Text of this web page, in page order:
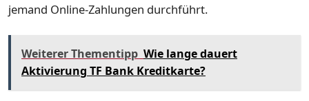
jemand Online-Zahlungen durchführt.
Weiterer Thementipp Wie lange dauert
Aktivierung TF Bank Kreditkarte?